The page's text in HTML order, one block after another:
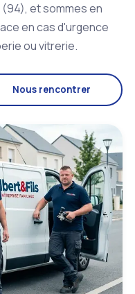
(94), et sommes en
en cas d'urgence
ou vitrerie.
Nous rencontrer